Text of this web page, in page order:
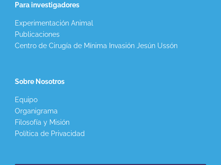
Para investigadores
Experimentación Animal
Publicaciones
Centro de Cirugía de Mínima Invasión Jesún Ussón
Sobre Nosotros
Equipo
Organigrama
Filosofía y Misión
Política de Privacidad